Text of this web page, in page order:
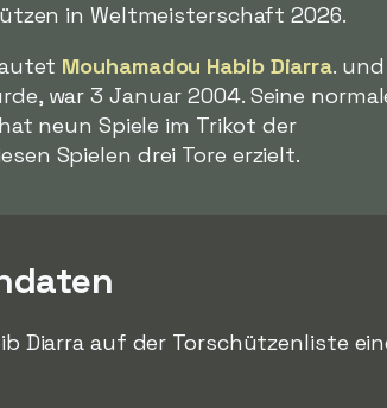
in Weltmeisterschaft 2026.
Mouhamadou Habib Diarra.
war 3 Januar 2004. Seine
neun Spiele im Trikot der
Spielen drei Tore erzielt.
Diarra auf der Torschützenliste